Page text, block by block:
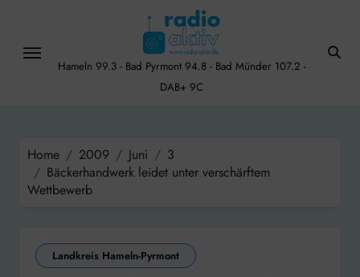
content
Hameln 99.3 - Bad Pyrmont 94.8 - Bad Münder 107.2 -
DAB+ 9C
Home 2009 Juni
3
Bäckerhandwerk leidet unter verschärftem
Wettbewerb
Landkreis Hameln-Pyrmont